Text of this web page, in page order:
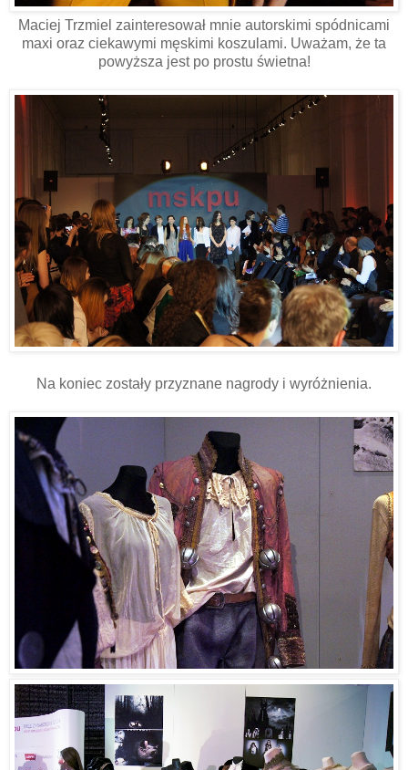
Maciej Trzmiel zainteresował mnie autorskimi spódnicami
maxi oraz ciekawymi męskimi koszulami. Uważam, że ta
powyższa jest po prostu świetna!
Na koniec zostały przyznane nagrody i wyróżnienia.